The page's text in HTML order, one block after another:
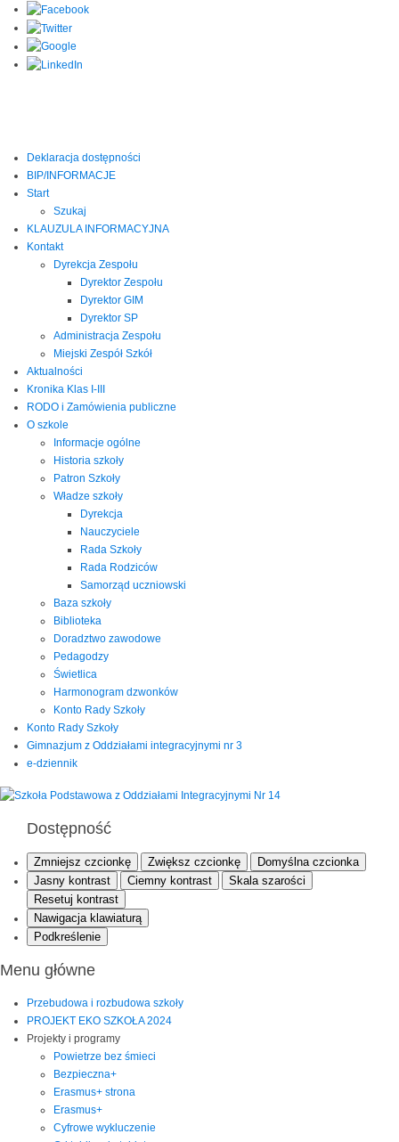
Deklaracja dostępności
BIP/INFORMACJE
Start
Szukaj
KLAUZULA INFORMACYJNA
Kontakt
Dyrekcja Zespołu
Dyrektor Zespołu
Dyrektor GIM
Dyrektor SP
Administracja Zespołu
Miejski Zespół Szkół
Aktualności
Kronika Klas I-III
RODO i Zamówienia publiczne
O szkole
Informacje ogólne
Historia szkoły
Patron Szkoły
Władze szkoły
Dyrekcja
Nauczyciele
Rada Szkoły
Rada Rodziców
Samorząd uczniowski
Baza szkoły
Biblioteka
Doradztwo zawodowe
Pedagodzy
Świetlica
Harmonogram dzwonków
Konto Rady Szkoły
Konto Rady Szkoły
Gimnazjum z Oddziałami integracyjnymi nr 3
e-dziennik
Dostępność
Zmniejsz czcionkę Zwiększ czcionkę
Domyślna czcionka
Jasny kontrast
Ciemny kontrast
Skala szarości
Resetuj kontrast
Nawigacja klawiaturą
Podkreślenie
Menu główne
Przebudowa i rozbudowa szkoły
PROJEKT EKO SZKOŁA 2024
Projekty i programy
Powietrze bez śmieci
Bezpieczna+
Erasmus+ strona
Erasmus+
Cyfrowe wykluczenie